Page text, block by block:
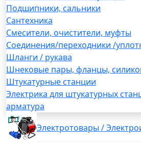
Подшипники, сальники
Сантехника
Смесители, очистители, муфты
Соединения/переходники /
Шланги / рукава
Шнековые пары, фланцы,
Штукатурные станции
Электрика для штукатурных
арматура
Электротовары /